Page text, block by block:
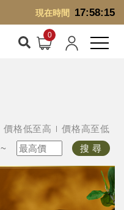
現在時間 17:58:16
價格低至高
價格高至低
~ 搜 尋